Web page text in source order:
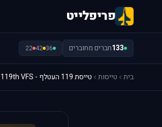
פריפלייט
133חברים מחוברים 36
42
22
בית טייסות טייסת 119 העטלף - 119th VFS